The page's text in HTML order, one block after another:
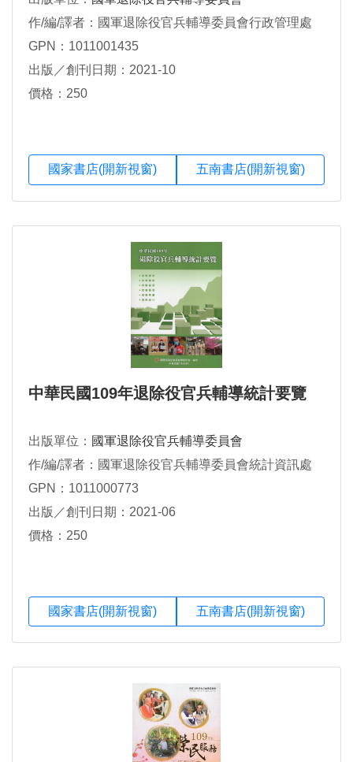
作/編/譯者：國軍退除役官兵輔導委員會行政管理處
GPN：1011001435
出版／創刊日期：2021-10
價格：250
國家書店(開新視窗) 五南書店(開新視窗)
中華民國109年退除役官兵輔導統計要覽
出版單位： 國軍退除役官兵輔導委員會
作/編/譯者：國軍退除役官兵輔導委員會統計資訊處
GPN：1011000773
出版／創刊日期：2021-06
價格：250
國家書店(開新視窗) 五南書店(開新視窗)